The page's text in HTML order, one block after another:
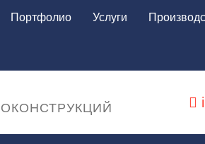
Портфолио Услуги